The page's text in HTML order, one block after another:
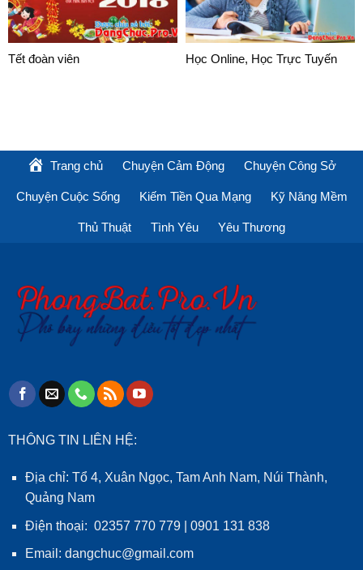
Tết đoàn viên Học Online, Học Trực Tuyến
Trang chủ Chuyện Cảm Động Chuyện Công Sở
Chuyện Cuộc Sống Kiếm Tiền Qua Mạng Kỹ Năng Mềm
Thủ Thuật Tình Yêu Yêu Thương
THÔNG TIN LIÊN HỆ:
Địa chỉ: Tổ 4, Xuân Ngọc, Tam Anh Nam, Núi Thành,
Quảng Nam
Điện thoại: 02357 770 779 | 0901 131 838
Email: dangchuc@gmail.com